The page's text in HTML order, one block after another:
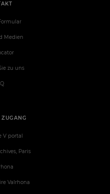
ZUGANG
V portal
Paris
Valrhona
Medien
zu uns